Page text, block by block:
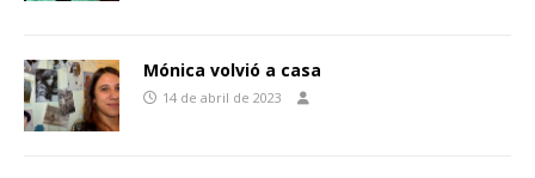
Mónica volvió a casa
14 de abril de 2023